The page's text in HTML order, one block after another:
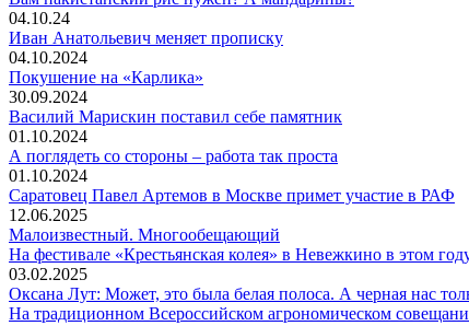
04.10.24
Иван Анатольевич меняет прописку
04.10.2024
Покушение на «Карлика»
30.09.2024
Василий Марискин поставил себе памятник
01.10.2024
А поглядеть со стороны – работа так проста
01.10.2024
Саратовец Павел Артемов в Москве примет участие в РАФ
12.06.2025
Малоизвестный. Многообещающий
На фестивале «Крестьянская колея» в Невежкино в этом
03.02.2025
Оксана Лут: Может, это была белая полоса. А черная нас
На традиционном Всероссийском агрономическом